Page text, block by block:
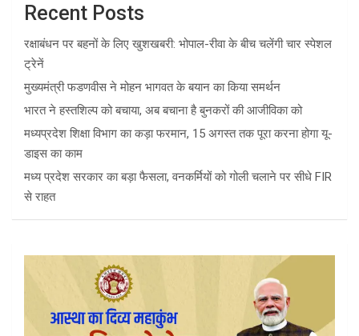
Recent Posts
रक्षाबंधन पर बहनों के लिए खुशखबरी: भोपाल-रीवा के बीच चलेंगी चार स्पेशल
ट्रेनें
मुख्यमंत्री फडणवीस ने मोहन भागवत के बयान का किया समर्थन
भारत ने हस्तशिल्प को बचाया, अब बचाना है बुनकरों की आजीविका को
मध्यप्रदेश शिक्षा विभाग का कड़ा फरमान, 15 अगस्त तक पूरा करना होगा यू-
डाइस का काम
मध्य प्रदेश सरकार का बड़ा फैसला, वनकर्मियों को गोली चलाने पर सीधे FIR
से राहत